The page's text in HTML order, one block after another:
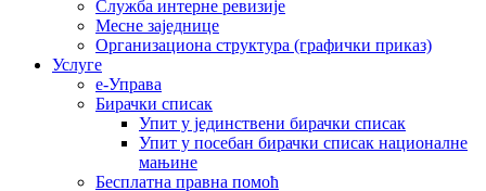
Служба интерне ревизије
Месне заједнице
Организациона структура (графички приказ)
Услуге
е-Управа
Бирачки списак
Упит у јединствени бирачки списак
Упит у посебан бирачки списак националне
мањине
Бесплатна правна помоћ